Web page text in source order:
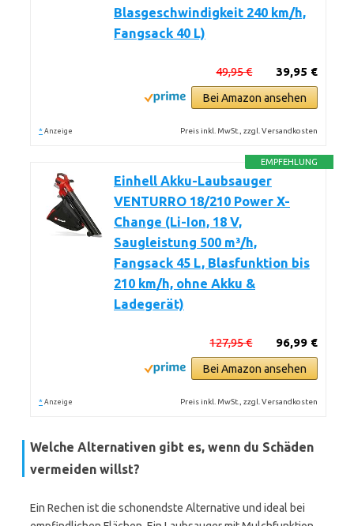
Blasgeschwindigkeit 240 km/h,
Fangsack 40 L)
39,95 €
49,95 €
Bei Amazon ansehen
* Anzeige Preis inkl. MwSt., zzgl. Versandkosten
EMPFEHLUNG
Einhell Akku-Laubsauger
VENTURRO 18/210 Power X-
Change (Li-Ion, 18 V,
Saugleistung 500 m³/h,
Fangsack 45 L, Blasfunktion bis
210 km/h, ohne Akku &
Ladegerät)
96,99 €
127,95 €
Bei Amazon ansehen
* Anzeige Preis inkl. MwSt., zzgl. Versandkosten
Welche Alternativen gibt es, wenn du Schäden
vermeiden willst?
Ein Rechen ist die schonendste Alternative und ideal bei